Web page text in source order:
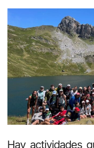
Hay actividades